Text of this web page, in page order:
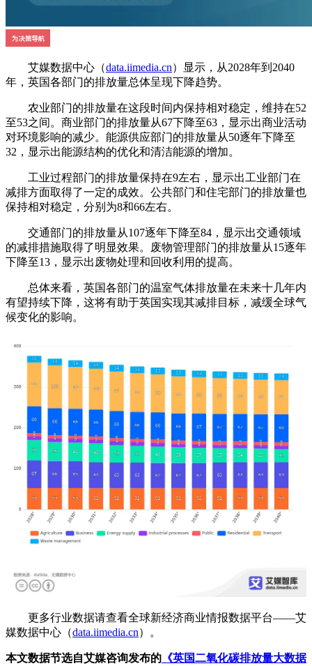
艾媒数据中心（data.iimedia.cn）显示，从2028年到2040
年，英国各部门的排放量总体呈现下降趋势。
农业部门的排放量在这段时间内保持相对稳定，维持在52
至53之间。商业部门的排放量从67下降至63，显示出商业活动
对环境影响的减少。能源供应部门的排放量从50逐年下降至
32，显示出能源结构的优化和清洁能源的增加。
工业过程部门的排放量保持在9左右，显示出工业部门在
减排方面取得了一定的成效。公共部门和住宅部门的排放量也
保持相对稳定，分别为8和66左右。
交通部门的排放量从107逐年下降至84，显示出交通领域
的减排措施取得了明显效果。废物管理部门的排放量从15逐年
下降至13，显示出废物处理和回收利用的提高。
总体来看，英国各部门的温室气体排放量在未来十几年内
有望持续下降，这将有助于英国实现其减排目标，减缓全球气
候变化的影响。
更多行业数据请查看全球新经济商业情报数据平台——艾
媒数据中心（data.iimedia.cn）。
本文数据节选自艾媒咨询发布的 《英国二氧化碳排放量大数据